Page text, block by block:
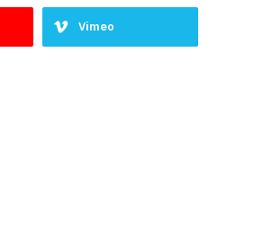
Vimeo